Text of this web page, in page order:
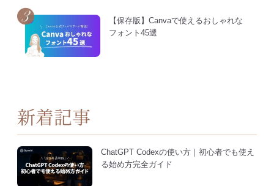
【保存版】Canvaで使えるおしゃれな
フォント45選
新着記事
ChatGPT Codexの使い方｜初心者でも使え
る始め方完全ガイド